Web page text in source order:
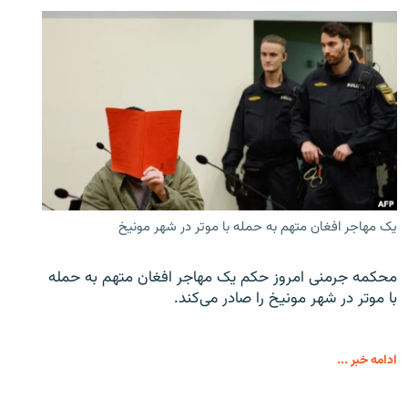
یک مهاجر افغان متهم به حمله با موتر در شهر مونیخ
محکمه جرمنی امروز حکم یک مهاجر افغان متهم به حمله
با موتر در شهر مونیخ را صادر می‌کند.
ادامه خبر ...